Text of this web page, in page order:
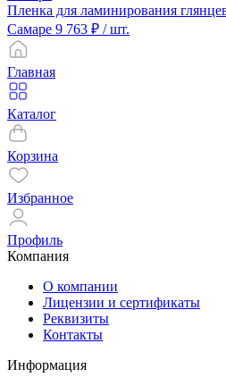
Пленка для ламинирования
Самаре 9 763 ₽ / шт.
Главная
Каталог
Корзина
Избранное
Профиль
Компания
О компании
Лицензии и сертификаты
Реквизиты
Контакты
Информация